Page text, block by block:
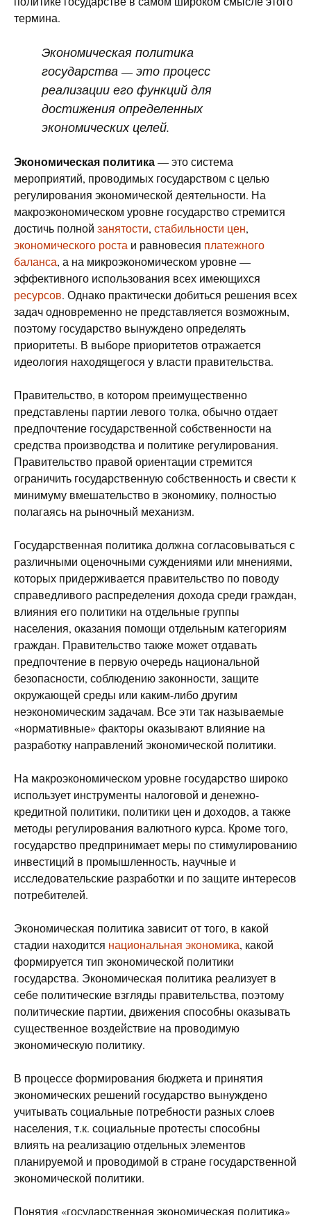
термина.
Экономическая политика
государства — это процесс
реализации его функций для
достижения определенных
экономических целей.
Экономическая политика— это система
мероприятий, проводимых государством с целью
регулирования экономической деятельности. На
макроэкономическом уровне государство стремится
достичь полной занятости, стабильности цен,
экономического роста и равновесия платежного
баланса, а на микроэкономическом уровне —
эффективного использования всех имеющихся
ресурсов. Однако практически добиться решения всех
задач одновременно не представляется возможным,
поэтому государство вынуждено определять
приоритеты. В выборе приоритетов отражается
идеология находящегося у власти правительства.
Правительство, в котором преимущественно
представлены партии левого толка, обычно отдает
предпочтение государственной собственности на
средства производства и политике регулирования.
Правительство правой ориентации стремится
ограничить государственную собственность и свести к
минимуму вмешательство в экономику, полностью
полагаясь на рыночный механизм.
Государственная политика должна согласовываться с
различными оценочными суждениями или мнениями,
которых придерживается правительство по поводу
справедливого распределения дохода среди граждан,
влияния его политики на отдельные группы
населения, оказания помощи отдельным категориям
граждан. Правительство также может отдавать
предпочтение в первую очередь национальной
безопасности, соблюдению законности, защите
окружающей среды или каким-либо другим
неэкономическим задачам. Все эти так называемые
«нормативные» факторы оказывают влияние на
разработку направлений экономической политики.
На макроэкономическом уровне государство широко
использует инструменты налоговой и денежно-
кредитной политики, политики цен и доходов, а также
методы регулирования валютного курса. Кроме того,
государство предпринимает меры по стимулированию
инвестиций в промышленность, научные и
исследовательские разработки и по защите интересов
потребителей.
Экономическая политика зависит от того, в какой
стадии находится национальная экономика, какой
формируется тип экономической политики
государства. Экономическая политика реализует в
себе политические взгляды правительства, поэтому
политические партии, движения способны оказывать
существенное воздействие на проводимую
экономическую политику.
В процессе формирования бюджета и принятия
экономических решений государство вынуждено
учитывать социальные потребности разных слоев
населения, т.к. социальные протесты способны
влиять на реализацию отдельных элементов
планируемой и проводимой в стране государственной
экономической политики.
Понятия «государственная экономическая политика»